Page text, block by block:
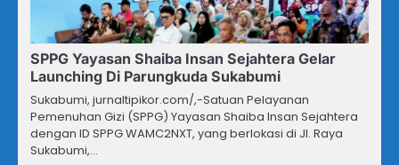
SPPG Yayasan Shaiba Insan Sejahtera Gelar
Launching Di Parungkuda Sukabumi
Sukabumi, jurnaltipikor.com/,-Satuan Pelayanan
Pemenuhan Gizi (SPPG) Yayasan Shaiba Insan Sejahtera
dengan ID SPPG WAMC2NXT, yang berlokasi di Jl. Raya
Sukabumi,…